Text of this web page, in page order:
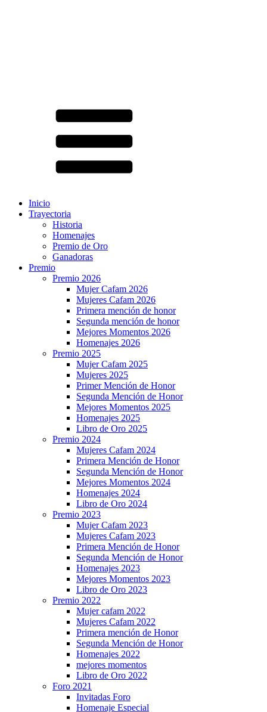
Inicio
Trayectoria
Historia
Homenajes
Premio de Oro
Ganadoras
Premio
Premio 2026
Mujer Cafam 2026
Mujeres Cafam 2026
Primera mención de honor
Segunda mención de honor
Mejores Momentos 2026
Homenajes 2026
Premio 2025
Mujer Cafam 2025
Mujeres 2025
Primer Mención de Honor
Segunda Mención de Honor
Mejores Momentos 2025
Homenajes 2025
Libro de Oro 2025
Premio 2024
Mujeres Cafam 2024
Primera Mención de Honor
Segunda Mención de Honor
Mejores Momentos 2024
Homenajes 2024
Libro de Oro 2024
Premio 2023
Mujer Cafam 2023
Mujeres Cafam 2023
Primera Mención de Honor
Segunda Mención de Honor
Homenajes 2023
Mejores Momentos 2023
Libro de Oro 2023
Premio 2022
Mujer cafam 2022
Mujeres Cafam 2022
Primera mención de Honor
Segunda Mención de Honor
Homenajes 2022
mejores momentos
Libro de Oro 2022
Foro 2021
Invitadas Foro
Homenaje Especial